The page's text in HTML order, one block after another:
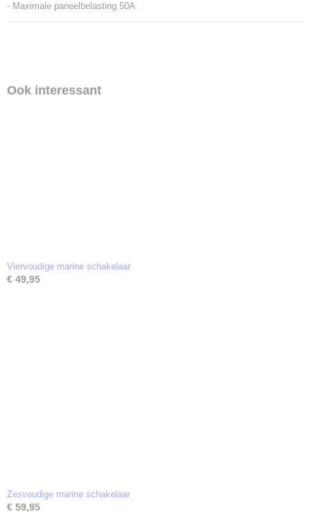
- Maximale paneelbelasting 50A
Ook interessant
Viervoudige marine schakelaar
€ 49,95
Zesvoudige marine schakelaar
€ 59,95